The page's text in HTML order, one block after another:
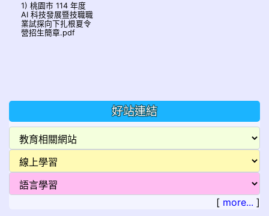
1) 桃園市 114 年度
AI 科技發展暨技職職
業試探向下扎根夏令
營招生簡章.pdf
好站連結
[ more... ]